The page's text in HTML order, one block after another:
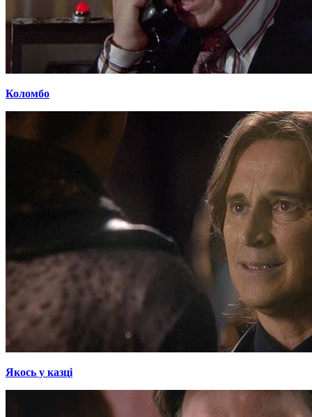
Коломбо
Якось у казці